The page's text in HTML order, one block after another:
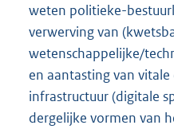
weten politieke-
verwerving van
wetenschappelijke/
en aantasting van
infrastructuur (digitale
dergelijke vormen van